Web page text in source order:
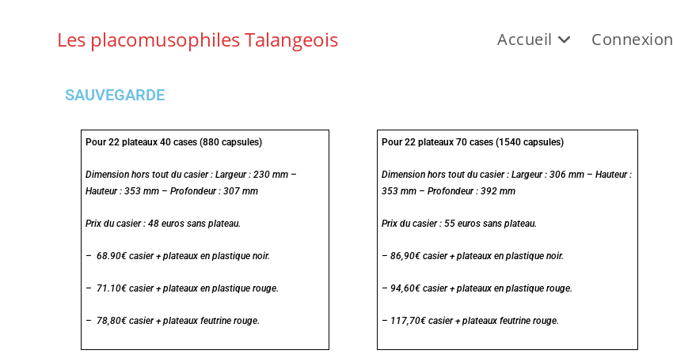
Les placomusophiles Talangeois Accueil Connexion
SAUVEGARDE
Pour 22 plateaux 40 cases (880 capsules)
Dimension hors tout du casier : Largeur : 230 mm –
Hauteur : 353 mm – Profondeur : 307 mm
Prix du casier : 48 euros sans plateau.
– 68.90€ casier + plateaux en plastique noir.
– 71.10€ casier + plateaux en plastique rouge.
– 78,80€ casier + plateaux feutrine rouge.
Pour 22 plateaux 70 cases (1540 capsules)
Dimension hors tout du casier : Largeur : 306 mm – Hauteur :
353 mm – Profondeur : 392 mm
Prix du casier : 55 euros sans plateau.
– 86,90€ casier + plateaux en plastique noir.
– 94,60€ casier + plateaux en plastique rouge.
– 117,70€ casier + plateaux feutrine rouge.